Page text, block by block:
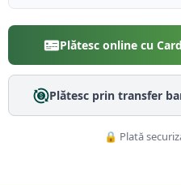
Plătesc online cu
Plătesc prin transfer
🔒 Plată